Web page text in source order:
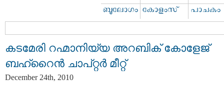
കടമേരി റഹ്മാനിയ്യ അറബിക് കോളേജ്
ബഹ്‌റൈന്‍ ചാപ്റ്റര്‍ മീറ്റ്‌
December 24th, 2010